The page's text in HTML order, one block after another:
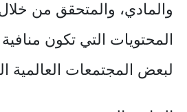
والمادي، والمتحقق من
المحتويات التي تكون
لبعض المجتمعات العالمية